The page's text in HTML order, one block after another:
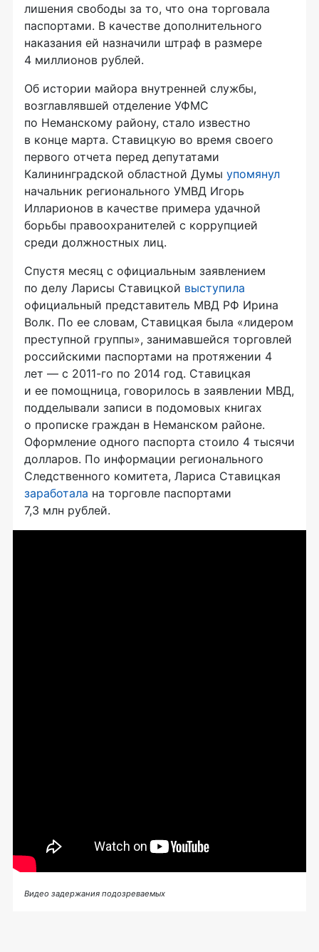
лишения свободы за то, что она торговала
паспортами. В качестве дополнительного
наказания ей назначили штраф в размере
4 миллионов рублей.
Об истории майора внутренней службы,
возглавлявшей отделение УФМС
по Неманскому району, стало известно
в конце марта. Ставицкую во время своего
первого отчета перед депутатами
Калининградской областной Думы упомянул
начальник регионального УМВД Игорь
Илларионов в качестве примера удачной
борьбы правоохранителей с коррупцией
среди должностных лиц.
Спустя месяц с официальным заявлением
по делу Ларисы Ставицкой выступила
официальный представитель МВД РФ Ирина
Волк. По ее словам, Ставицкая была «лидером
преступной группы», занимавшейся торговлей
российскими паспортами на протяжении 4
лет — с 2011-го по 2014 год. Ставицкая
и ее помощница, говорилось в заявлении МВД,
подделывали записи в подомовых книгах
о прописке граждан в Неманском районе.
Оформление одного паспорта стоило 4 тысячи
долларов. По информации регионального
Следственного комитета, Лариса Ставицкая
заработала на торговле паспортами
7,3 млн рублей.
Видео задержания подозреваемых